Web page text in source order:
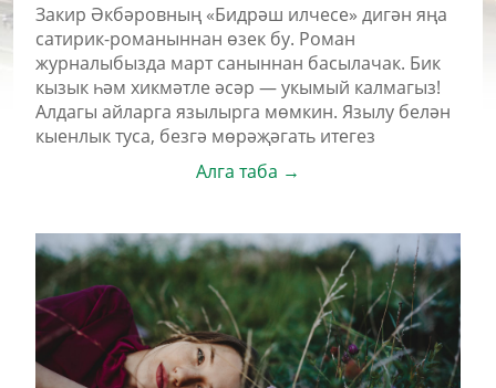
Закир Әкбәровның «Бидрәш илчесе» дигән яңа
сатирик-романыннан өзек бу. Роман
журналыбызда март саныннан басылачак. Бик
кызык һәм хикмәтле әсәр — укымый калмагыз!
Алдагы айларга язылырга мөмкин. Язылу белән
кыенлык туса, безгә мөрәҗәгать итегез
Алга таба →